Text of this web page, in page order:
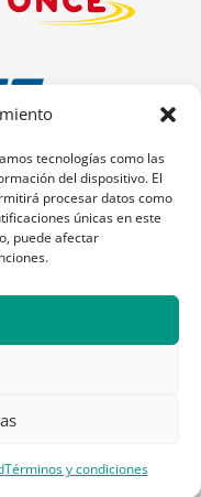
tecnologías como las
del dispositivo. El
procesar datos como
únicas en este
puede afectar
Términos y condiciones